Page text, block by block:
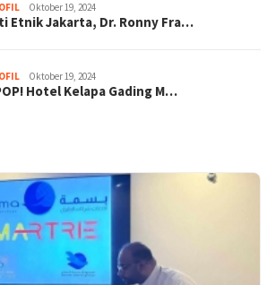
Oktober 19, 2024
Etnik Jakarta, Dr. Ronny Fra…
Oktober 19, 2024
Hotel Kelapa Gading M…